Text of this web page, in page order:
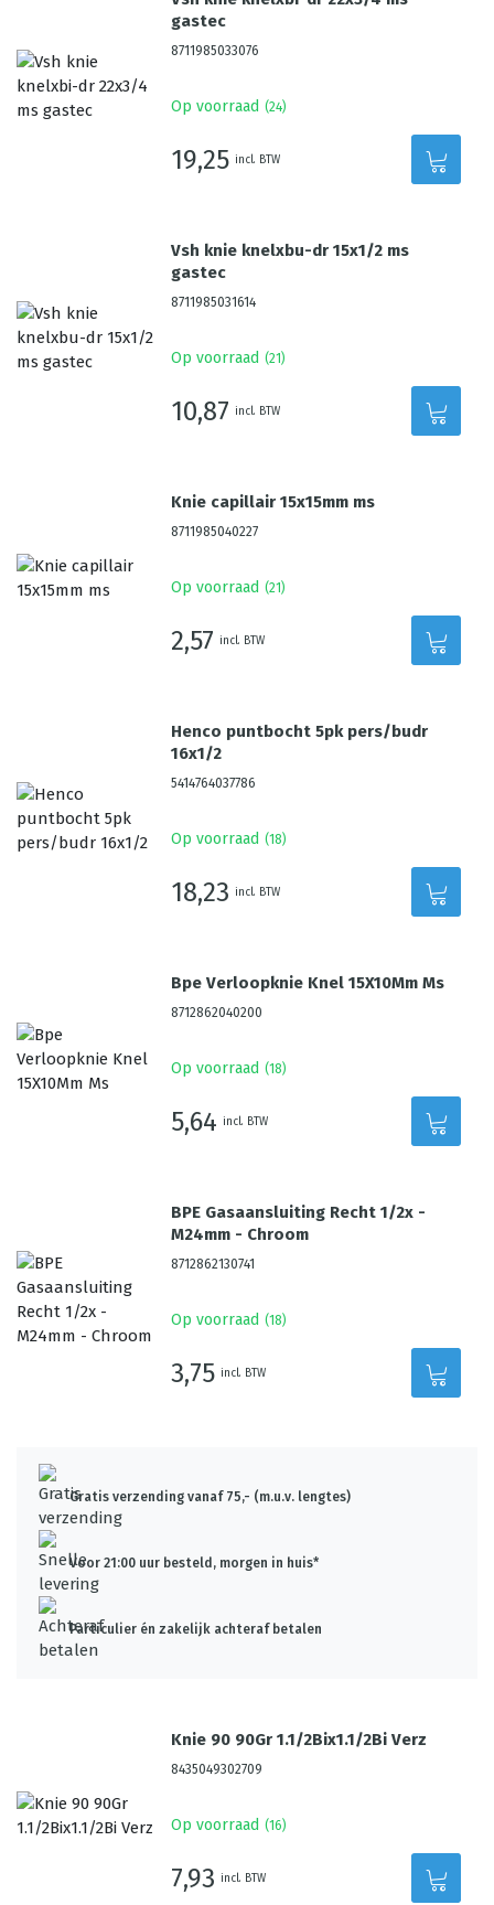
gastec
8711985033076
Op voorraad (24)
19,25 incl. BTW
Vsh knie knelxbu-dr 15x1/2 ms
gastec
8711985031614
Op voorraad (21 )
10,87 incl. BTW
Knie capillair 15x15mm ms
8711985040227
Op voorraad (21 )
2,57 incl. BTW
Henco puntbocht 5pk pers/budr
16x1/2
5414764037786
Op voorraad (18)
18,23 incl. BTW
Bpe Verloopknie Knel 15X10Mm Ms
8712862040200
Op voorraad (18)
5,64 incl. BTW
BPE Gasaansluiting Recht 1/2x -
M24mm - Chroom
8712862130741
Op voorraad (18)
3,75 incl. BTW
Gratis verzending vanaf 75,- (m.u.v. lengtes)
Voor 21:00 uur besteld, morgen in huis*
Particulier én zakelijk achteraf betalen
Knie 90 90Gr 1.1/2Bix1.1/2Bi Verz
8435049302709
Op voorraad (16)
7,93 incl. BTW